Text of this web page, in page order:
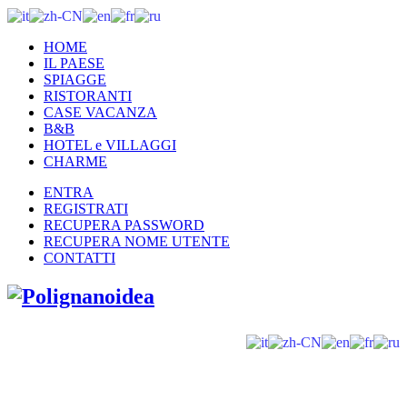
HOME
IL PAESE
SPIAGGE
RISTORANTI
CASE VACANZA
B&B
HOTEL e VILLAGGI
CHARME
ENTRA
REGISTRATI
RECUPERA PASSWORD
RECUPERA NOME UTENTE
CONTATTI